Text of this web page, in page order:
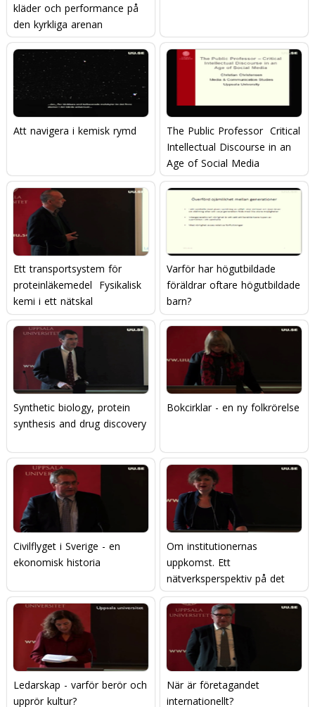
kläder och performance på
den kyrkliga arenan
Att navigera i kemisk rymd
The Public Professor  Critical
Intellectual Discourse in an
Age of Social Media
Ett transportsystem för
proteinläkemedel  Fysikalisk
kemi i ett nätskal
Varför har högutbildade
föräldrar oftare högutbildade
barn?
Synthetic biology, protein
synthesis and drug discovery
Bokcirklar - en ny folkrörelse
Civilflyget i Sverige - en
ekonomisk historia
Om institutionernas
uppkomst. Ett
nätverksperspektiv på det
moderna.
Ledarskap - varför berör och
upprör kultur?
När är företagandet
internationellt?